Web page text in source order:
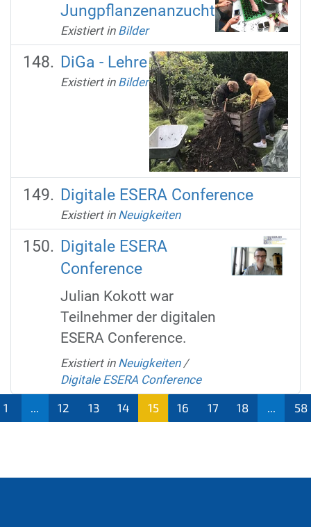
Jungpflanzenanzucht
Existiert in Bilder
DiGa - Lehre
Existiert in Bilder
Digitale ESERA Conference
Existiert in Neuigkeiten
Digitale ESERA
Conference
Julian Kokott war
Teilnehmer der digitalen
ESERA Conference.
Existiert in Neuigkeiten /
Digitale ESERA Conference
1 ... 12 13 14
15
16 17 18 ... 58